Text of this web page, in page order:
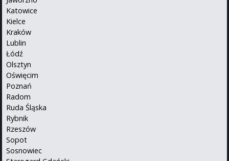
Katowice
Kielce
Kraków
Lublin
Łódź
Olsztyn
Oświęcim
Poznań
Radom
Ruda Śląska
Rybnik
Rzeszów
Sopot
Sosnowiec